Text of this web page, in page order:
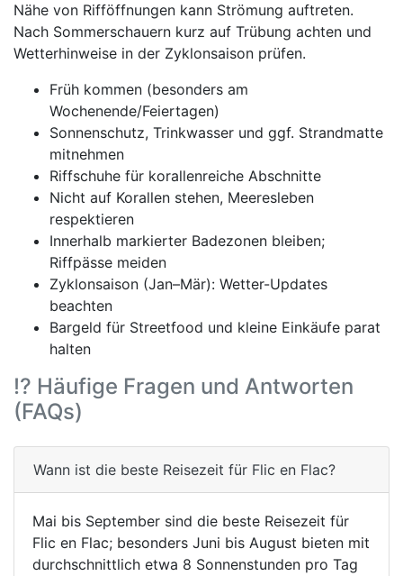
Nähe von Rifföffnungen kann Strömung auftreten.
Nach Sommerschauern kurz auf Trübung achten und
Wetterhinweise in der Zyklonsaison prüfen.
Früh kommen (besonders am
Wochenende/Feiertagen)
Sonnenschutz, Trinkwasser und ggf. Strandmatte
mitnehmen
Riffschuhe für korallenreiche Abschnitte
Nicht auf Korallen stehen, Meeresleben
respektieren
Innerhalb markierter Badezonen bleiben;
Riffpässe meiden
Zyklonsaison (Jan–Mär): Wetter-Updates
beachten
Bargeld für Streetfood und kleine Einkäufe parat
halten
⁉️ Häufige Fragen und Antworten
(FAQs)
Wann ist die beste Reisezeit für Flic en Flac?
Mai bis September sind die beste Reisezeit für
Flic en Flac; besonders Juni bis August bieten mit
durchschnittlich etwa 8 Sonnenstunden pro Tag